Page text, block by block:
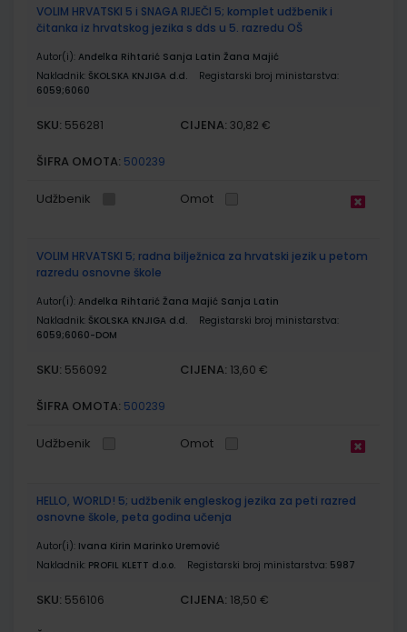
proizvodi
VOLIM HRVATSKI 5 i SNAGA RIJEČI 5; komplet udžbenik i
čitanka iz hrvatskog jezika s dds u 5. razredu OŠ
Autor(i): Anđelka Rihtarić Sanja Latin Žana Majić
Nakladnik: ŠKOLSKA KNJIGA d.d.
Registarski broj ministarstva:
6059;6060
SKU: 556281 CIJENA: 30,82 €
ŠIFRA OMOTA: 500239
Udžbenik Omot
VOLIM HRVATSKI 5; radna bilježnica za hrvatski jezik u petom
razredu osnovne škole
Autor(i): Anđelka Rihtarić Žana Majić Sanja Latin
Nakladnik: ŠKOLSKA KNJIGA d.d.
Registarski broj ministarstva:
6059;6060-DOM
SKU: 556092 CIJENA: 13,60 €
ŠIFRA OMOTA: 500239
Udžbenik Omot
HELLO, WORLD! 5; udžbenik engleskog jezika za peti razred
osnovne škole, peta godina učenja
Autor(i): Ivana Kirin Marinko Uremović
Nakladnik: PROFIL KLETT d.o.o. Registarski broj ministarstva: 5987
SKU: 556106 CIJENA: 18,50 €